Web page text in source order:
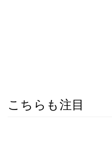
こちらも注目